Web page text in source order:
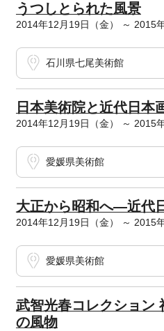
うつしとられた風景
2014年12月19日（金） ～ 2015
石川県七尾美術館
日本美術院と近代日本
2014年12月19日（金） ～ 2015
愛媛県美術館
大正から昭和へ―近代
2014年12月19日（金） ～ 2015
愛媛県美術館
武智光春コレクション
の風物